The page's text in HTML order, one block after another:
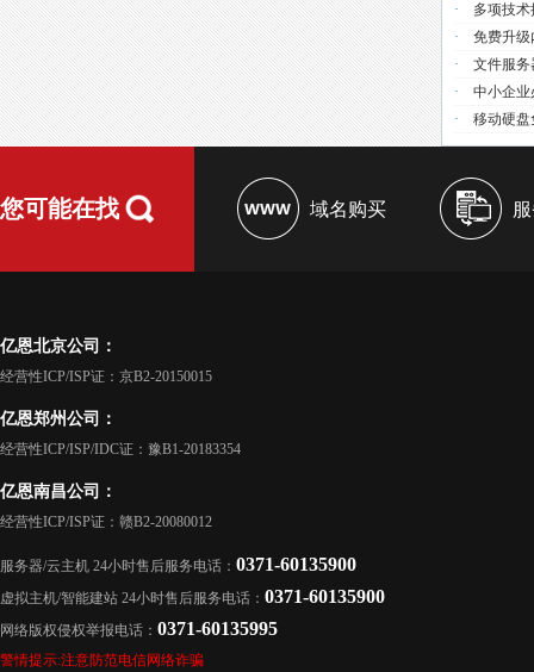
· 多项技
· 免费升级
· 文件服务
· 中小企
· 移动硬盘
您可能在找 域名购买
亿恩北京公司：
经营性ICP/ISP证：京B2-20150015
亿恩郑州公司：
经营性ICP/ISP/IDC证：豫B1-20183354
亿恩南昌公司：
经营性ICP/ISP证：赣B2-20080012
服务器/云主机 24小时售后服务电话： 0371-60135900
虚拟主机/智能建站 24小时售后服务电话： 0371-60135900
网络版权侵权举报电话： 0371-60135995
警情提示:注意防范电信网络诈骗